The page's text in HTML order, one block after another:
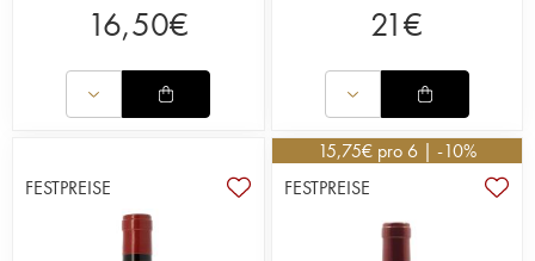
16,50€ 21€
FESTPREISE
15,75€ pro 6 | -10%
FESTPREISE